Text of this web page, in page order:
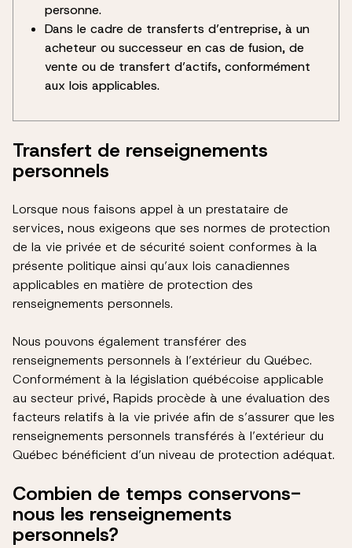
personne.
Dans le cadre de transferts d’entreprise, à un
acheteur ou successeur en cas de fusion, de
vente ou de transfert d’actifs, conformément
aux lois applicables.
Transfert de renseignements
personnels
Lorsque nous faisons appel à un prestataire de
services, nous exigeons que ses normes de protection
de la vie privée et de sécurité soient conformes à la
présente politique ainsi qu’aux lois canadiennes
applicables en matière de protection des
renseignements personnels.
Nous pouvons également transférer des
renseignements personnels à l’extérieur du Québec.
Conformément à la législation québécoise applicable
au secteur privé, Rapids procède à une évaluation des
facteurs relatifs à la vie privée afin de s’assurer que les
renseignements personnels transférés à l’extérieur du
Québec bénéficient d’un niveau de protection adéquat.
Combien de temps conservons-
nous les renseignements
personnels?